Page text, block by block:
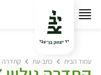
עמוד הבית כתב-עת קתדרה